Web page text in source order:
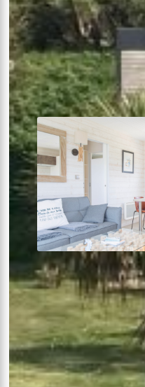
1 chambre
24m²
Terrasse sur pilotis
Voir plus +
À partir de121€la nuit
Lodge SUITE SPA
1 chambre
32m²
Terrasse solarium
SPA
Voir plus +